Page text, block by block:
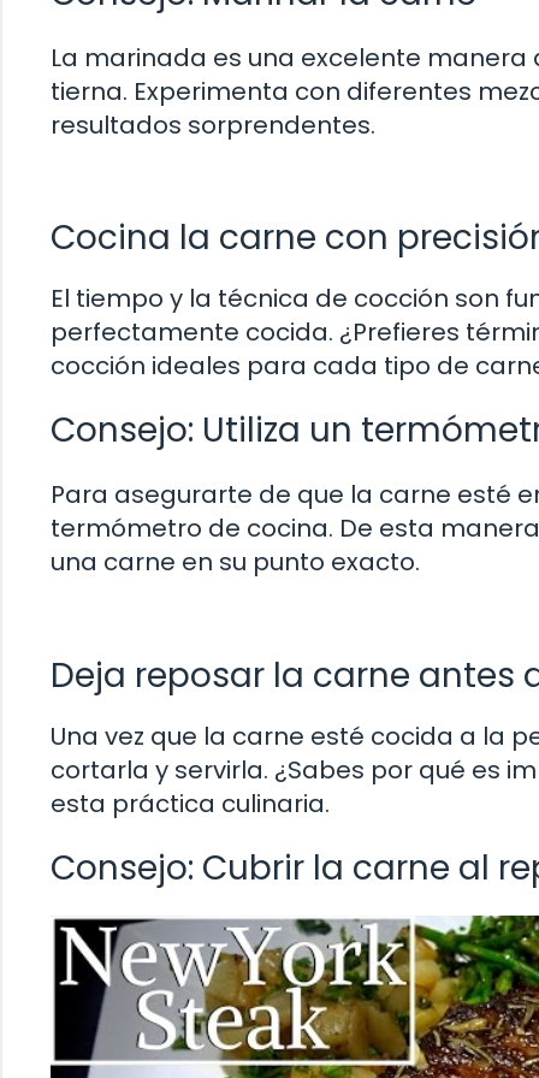
La marinada es una excelente
tierna. Experimenta con diferentes
resultados sorprendentes.
Cocina la carne con
El tiempo y la técnica de cocción son
perfectamente cocida. ¿Prefieres
cocción ideales para cada tipo de
Consejo: Utiliza un
Para asegurarte de que la carne esté
termómetro de cocina. De esta
una carne en su punto exacto.
Deja reposar la carne antes
Una vez que la carne esté cocida a la
cortarla y servirla. ¿Sabes por qué es
esta práctica culinaria.
Consejo: Cubrir la carne al